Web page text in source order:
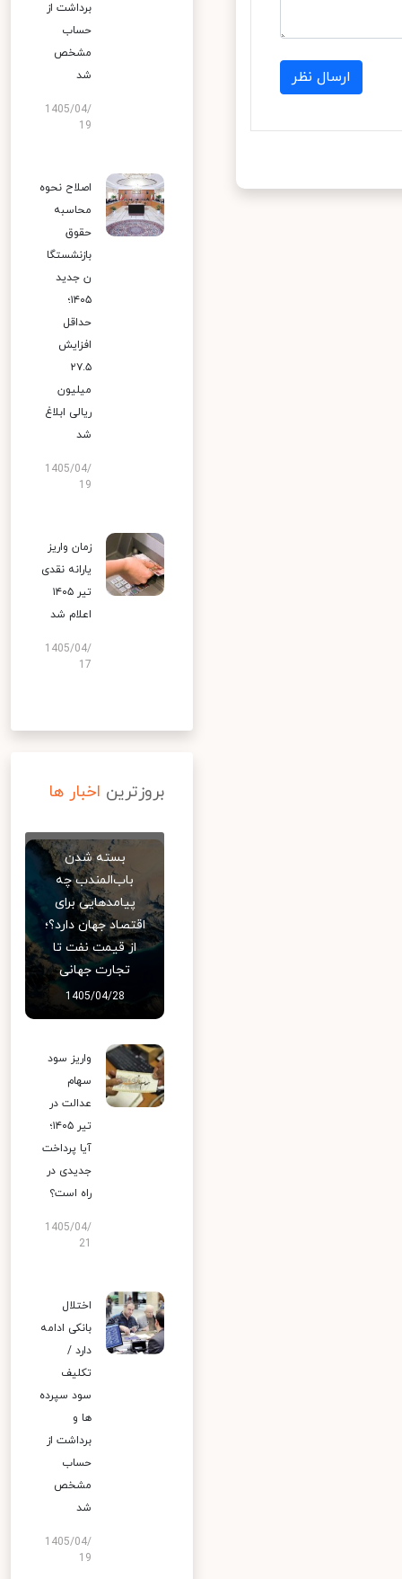
ارسال نظر
برداشت از
حساب
مشخص
شد
1405/04/
19
اصلاح نحوه
محاسبه
حقوق
بازنشستگا
ن جدید
۱۴۰۵؛
حداقل
افزایش
۲۷.۵
میلیون
ریالی ابلاغ
شد
1405/04/
19
زمان واریز
یارانه نقدی
تیر ۱۴۰۵
اعلام شد
1405/04/
17
بروزترین اخبار ها
بسته شدن
باب‌المندب چه
پیامدهایی برای
اقتصاد جهان دارد؟؛
از قیمت نفت تا
تجارت جهانی
1405/04/28
واریز سود
سهام
عدالت در
تیر ۱۴۰۵؛
آیا پرداخت
جدیدی در
راه است؟
1405/04/
اختلال
بانکی ادامه
دارد /
تکلیف
سود سپرده
ها و
برداشت از
حساب
مشخص
شد
1405/04/
19